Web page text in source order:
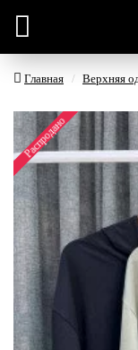
Главная Верхняя
Распродано